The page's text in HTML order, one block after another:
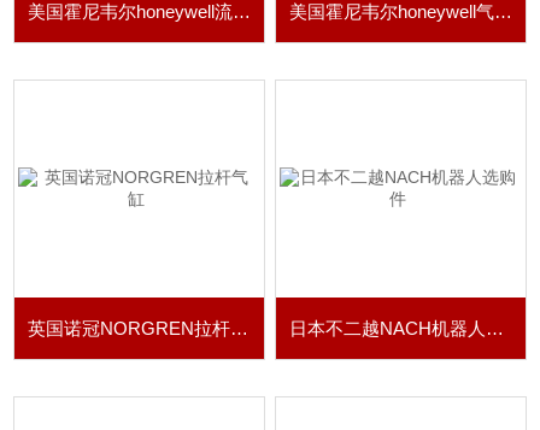
美国霍尼韦尔honeywell流量传感器 美国霍尼韦尔honeywell气体质量流量传感器
英国诺冠NORGREN拉杆气缸 日本不二越NACH机器人选购件